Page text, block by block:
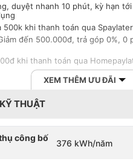
duyệt nhanh 10 phút, kỳ hạn
500k khi thanh toán qua Spaylater
đến 500.000đ, trả góp 0%, 0
khi thanh toán qua
XEM THÊM ƯU ĐÃI
THUẬT
công bố
376 kWh/năm